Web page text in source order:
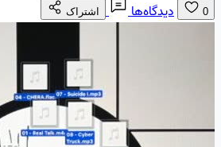
0 دیدگاه‌ها اشتراک